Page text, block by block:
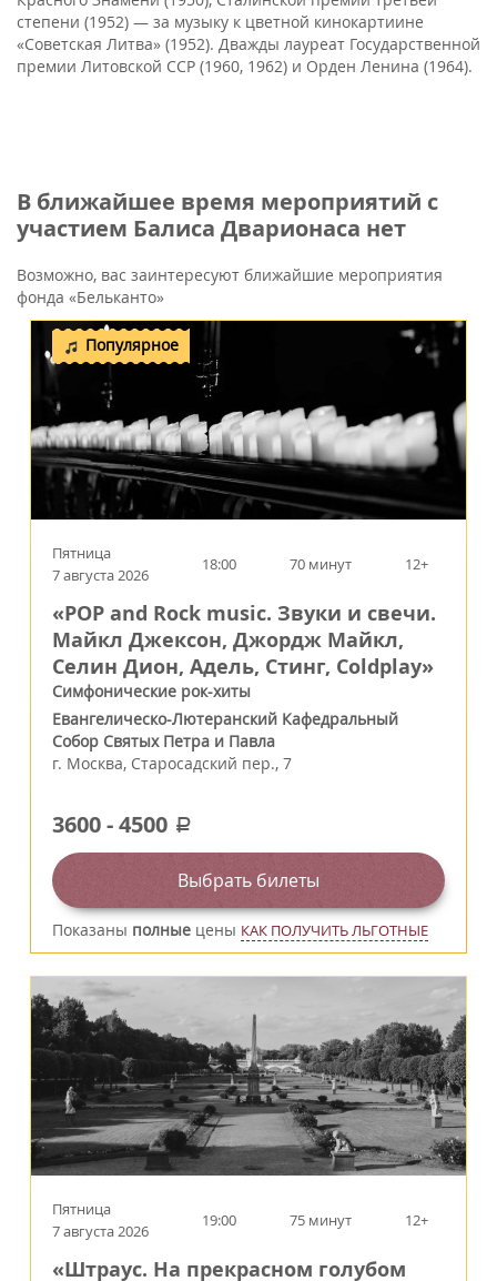
степени (1952) — за музыку к цветной кинокартиине
«Советская Литва» (1952). Дважды лауреат Государственной
премии Литовской ССР (1960, 1962) и Орден Ленина (1964).
В ближайшее время мероприятий с
участием Балиса Дварионаса нет
Возможно, вас заинтересуют ближайшие мероприятия
фонда «Бельканто»
Популярное
Пятница
7 августа 2026
18:00 70 минут 12+
«POP and Rock music. Звуки и свечи.
Майкл Джексон, Джордж Майкл,
Селин Дион, Адель, Стинг, Coldplay»
Симфонические рок-хиты
Евангелическо-Лютеранский Кафедральный
Собор Святых Петра и Павла
г. Москва, Старосадский пер., 7
3600-4500 a
Выбрать билеты
Показаны полные цены КАК ПОЛУЧИТЬ ЛЬГОТНЫЕ
Пятница
7 августа 2026
19:00 75 минут 12+
«Штраус. На прекрасном голубом